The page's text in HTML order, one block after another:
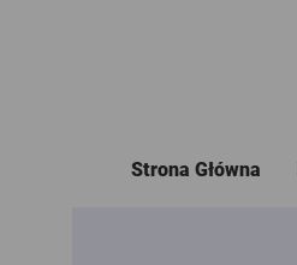
Strona Główna